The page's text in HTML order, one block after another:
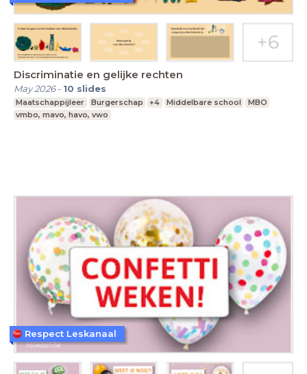
Discriminatie en gelijke rechten
May 2026- 10 slides
Maatschappijleer Burgerschap +4 Middelbare school
MBO
vmbo, mavo, havo, vwo
Respect Leskanaal